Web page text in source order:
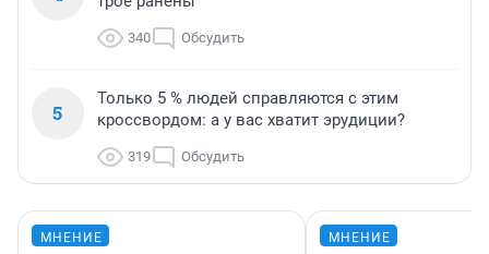
340 Обсудить
5
Только 5 % людей справляются с этим
кроссвордом: а у вас хватит эрудиции?
319 Обсудить
МНЕНИЕ МНЕНИЕ